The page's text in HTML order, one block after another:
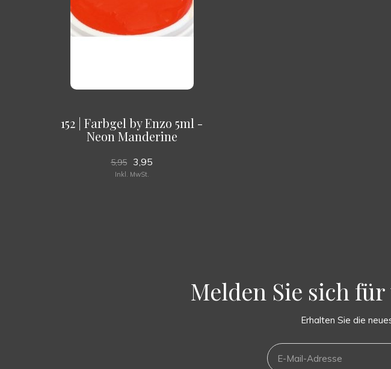
152 | Farbgel by Enzo 5ml -
Neon Manderine
5,95 3,95
Inkl. MwSt.
Melden Sie sich
Erhalten Sie die